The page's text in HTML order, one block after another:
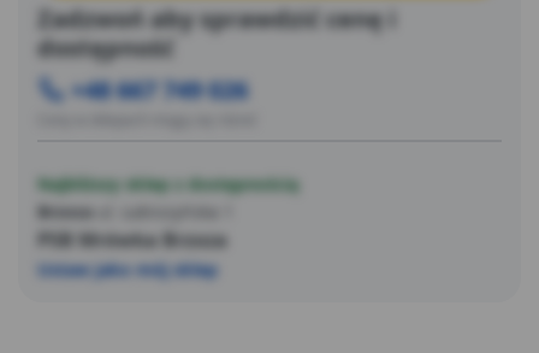
Zadzwoń aby sprawdzić cenę i
dostępność
+48 667 749 026
Najbliższy sklep z dostępnością
Brzoza
PSB Mrówka Brzoza
Ustaw jako mój sklep